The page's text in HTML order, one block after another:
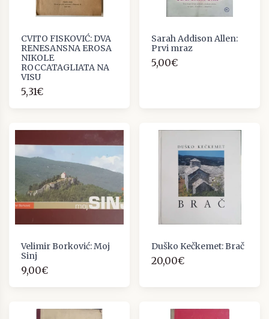
CVITO FISKOVIĆ: DVA
RENESANSNA EROSA
NIKOLE
ROCCATAGLIATA NA
VISU
5,31€
Sarah Addison Allen:
Prvi mraz
5,00€
Velimir Borković: Moj
Sinj
9,00€
Duško Kečkemet: Brač
20,00€